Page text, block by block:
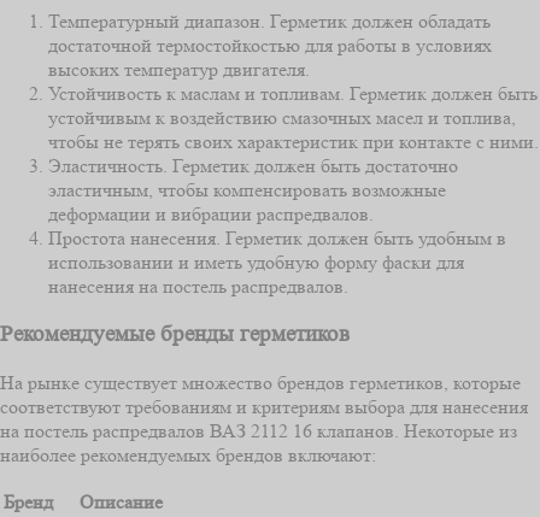
Температурный диапазон. Герметик должен обладать
достаточной термостойкостью для работы в условиях
высоких температур двигателя.
Устойчивость к маслам и топливам. Герметик должен быть
устойчивым к воздействию смазочных масел и топлива,
чтобы не терять своих характеристик при контакте с ними.
Эластичность. Герметик должен быть достаточно
эластичным, чтобы компенсировать возможные
деформации и вибрации распредвалов.
Простота нанесения. Герметик должен быть удобным в
использовании и иметь удобную форму фаски для
нанесения на постель распредвалов.
Рекомендуемые бренды герметиков
На рынке существует множество брендов герметиков, которые
соответствуют требованиям и критериям выбора для нанесения
на постель распредвалов ВАЗ 2112 16 клапанов. Некоторые из
наиболее рекомендуемых брендов включают:
Бренд Описание